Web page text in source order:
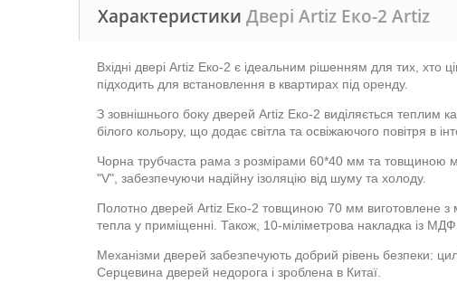
Характеристики Двері Artiz Еко-2 Artiz
Вхідні двері Artiz Еко-2 є ідеальним рішенням для тих, хто
підходить для встановлення в квартирах під оренду.
З зовнішнього боку дверей Artiz Еко-2 виділяється теплим
білого кольору, що додає світла та освіжаючого повітря в
Чорна трубчаста рама з розмірами 60*40 мм та товщиною
"V", забезпечуючи надійну ізоляцію від шуму та холоду.
Полотно дверей Artiz Еко-2 товщиною 70 мм виготовлене
тепла у приміщенні. Також, 10-міліметрова накладка із
Механізми дверей забезпечують добрий рівень безпеки:
Серцевина дверей недорога і зроблена в Китаї.